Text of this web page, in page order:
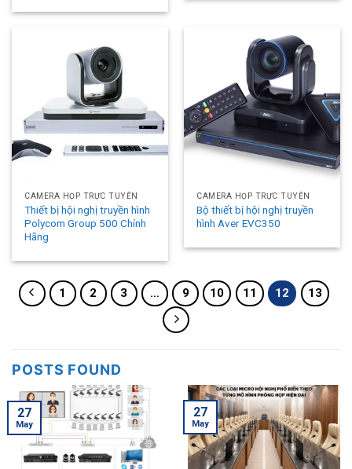
CAMERA HỌP TRỰC TUYẾN
Thiết bị hội nghị truyền hình
Polycom Group 500 Chính
Hãng
CAMERA HỌP TRỰC TUYẾN
Bộ thiết bị hội nghị truyền
hình Aver EVC350
1 2 3 … 9 10 11 12 13
POSTS FOUND
27
May
27
May